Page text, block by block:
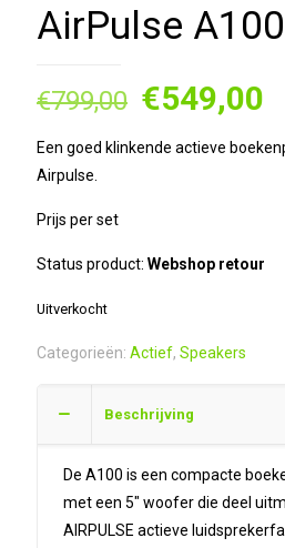
AirPulse
€799,00
prijs
was:
€549,00
Een goed klinkende actieve
Airpulse.
Prijs per set
Status product: Webshop retour
Uitverkocht
Categorieën: Actief, Speakers
Beschrijving
De A100 is een compacte
met een 5″ woofer die deel
AIRPULSE actieve